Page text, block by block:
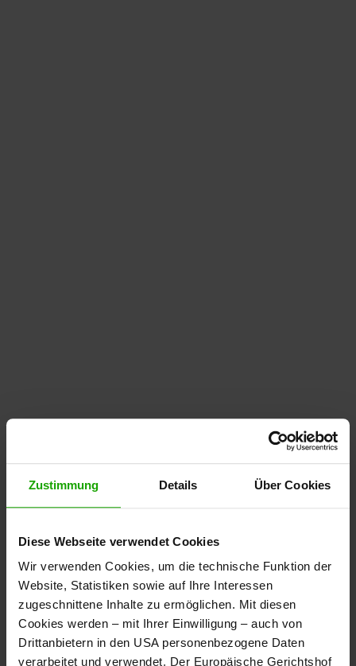
Zustimmung Details Über Cookies
Diese Webseite verwendet Cookies
Wir verwenden Cookies, um die technische Funktion der
Website, Statistiken sowie auf Ihre Interessen
zugeschnittene Inhalte zu ermöglichen. Mit diesen
Cookies werden – mit Ihrer Einwilligung – auch von
Drittanbietern in den USA personenbezogene Daten
verarbeitet und verwendet. Der Europäische Gerichtshof